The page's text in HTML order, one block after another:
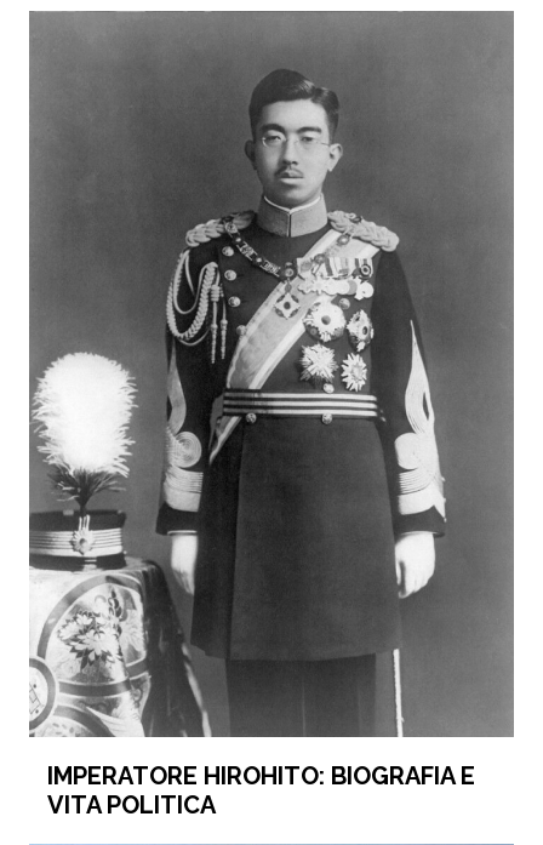
IMPERATORE HIROHITO: BIOGRAFIA E
VITA POLITICA